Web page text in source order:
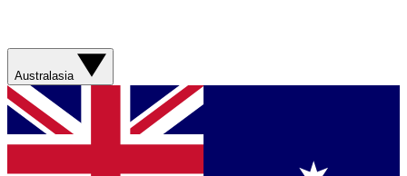
Australasia